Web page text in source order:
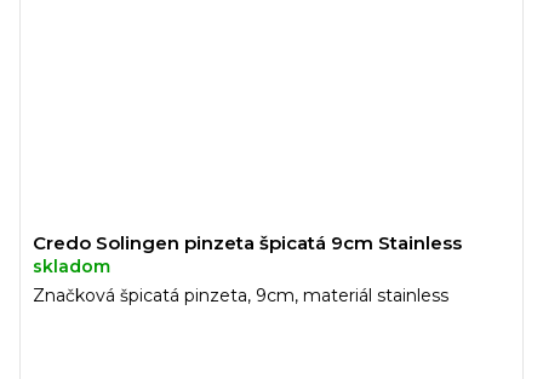
Credo Solingen pinzeta špicatá 9cm Stainless
skladom
Značková špicatá pinzeta, 9cm, materiál stainless